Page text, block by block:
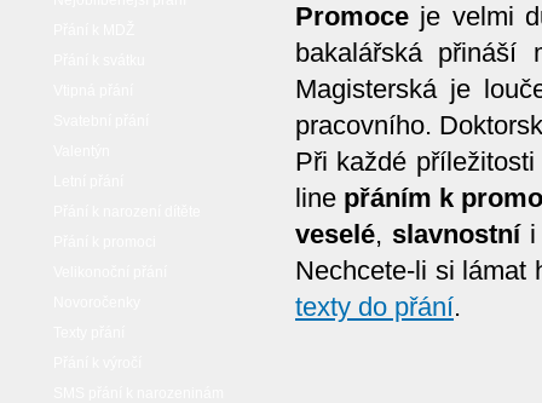
Promoce je velmi
bakalářská přináší
Magisterská je
pracovního.
Při každé
line přáním k
veselé, slavnostní
Nechcete-li si lámat
texty do přání.